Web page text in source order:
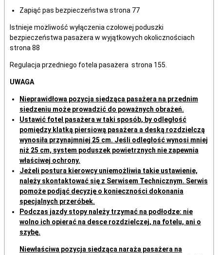
Zapiąć pas bezpieczeństwa strona 77
Istnieje możliwość wyłączenia czołowej poduszki
bezpieczeństwa pasażera w wyjątkowych okolicznościach
strona 88
Regulacja przedniego fotela pasażera strona 155.
UWAGA
Nieprawidłowa pozycja siedząca pasażera na przednim
siedzeniu może prowadzić do poważnych obrażeń.
Ustawić fotel pasażera w taki sposób, by odległość
pomiędzy klatką piersiową pasażera a deską rozdzielczą
wynosiła przynajmniej 25 cm. Jeśli odległość wynosi mniej
niż 25 cm, system poduszek powietrznych nie zapewnia
właściwej ochrony.
Jeżeli postura kierowcy uniemożliwia takie ustawienie,
należy skontaktować się z Serwisem Technicznym. Serwis
pomoże podjąć decyzję o konieczności dokonania
specjalnych przeróbek.
Podczas jazdy stopy należy trzymać na podłodze: nie
wolno ich opierać na desce rozdzielczej, na fotelu, ani o
szybę.
Niewłaściwa pozycja siedząca naraża pasażera na